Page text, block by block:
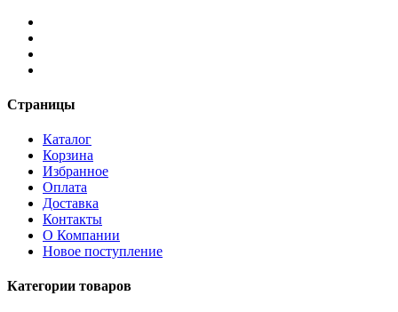
Страницы
Каталог
Корзина
Избранное
Оплата
Доставка
Контакты
О Компании
Новое поступление
Категории товаров